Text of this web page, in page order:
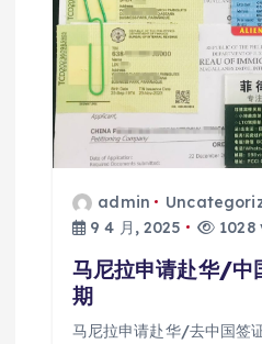
admin
9 4 月, 2025
1028
马尼拉申请赴华/中
期
马尼拉申请赴华/去中国签